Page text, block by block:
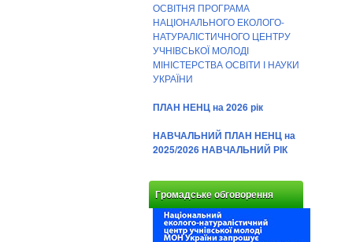
ОСВІТНЯ ПРОГРАМА
НАЦІОНАЛЬНОГО ЕКОЛОГО-
НАТУРАЛІСТИЧНОГО ЦЕНТРУ
УЧНІВСЬКОЇ МОЛОДІ
МІНІСТЕРСТВА ОСВІТИ І НАУКИ
УКРАЇНИ
ПЛАН НЕНЦ на 2026 рік
НАВЧАЛЬНИЙ ПЛАН НЕНЦ на
2025/2026 НАВЧАЛЬНИЙ РІК
Громадське обговорення